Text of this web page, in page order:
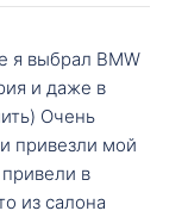
я выбрал BMW
и даже в
Очень
привезли мой
в
из салона